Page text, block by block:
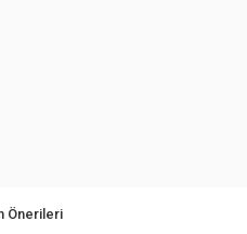
Önerileri